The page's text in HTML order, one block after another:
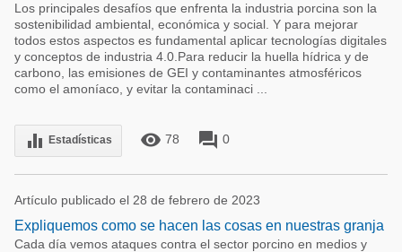
Los principales desafíos que enfrenta la industria porcina son la
sostenibilidad ambiental, económica y social. Y para mejorar
todos estos aspectos es fundamental aplicar tecnologías digitales
y conceptos de industria 4.0.Para reducir la huella hídrica y de
carbono, las emisiones de GEI y contaminantes atmosféricos
como el amoníaco, y evitar la contaminaci ...
equalizer Estadísticas remove_red_eye 78 forum 0
Artículo publicado el 28 de febrero de 2023
Expliquemos como se hacen las cosas en nuestras granja
Cada día vemos ataques contra el sector porcino en medios y